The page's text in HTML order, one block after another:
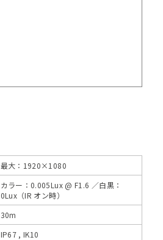
最大：1920×1080
カラー：0.005Lux @ F1.6 ／白黒：
0Lux（IR オン時）
30m
IP67 , IK10